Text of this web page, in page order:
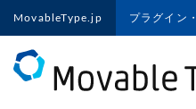
MovableType.jp プラグイン